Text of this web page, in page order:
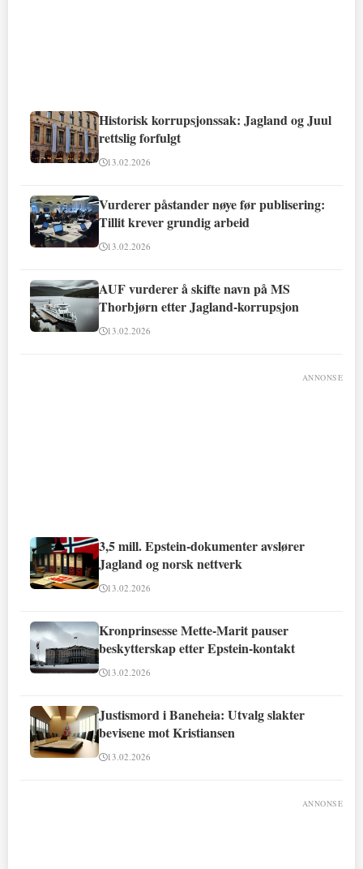
Historisk korrupsjonssak: Jagland og Juul
rettslig forfulgt
13.02.2026
Vurderer påstander nøye før publisering:
Tillit krever grundig arbeid
13.02.2026
AUF vurderer å skifte navn på MS
Thorbjørn etter Jagland-korrupsjon
13.02.2026
ANNONSE
3,5 mill. Epstein-dokumenter avslører
Jagland og norsk nettverk
13.02.2026
Kronprinsesse Mette-Marit pauser
beskytterskap etter Epstein-kontakt
13.02.2026
Justismord i Baneheia: Utvalg slakter
bevisene mot Kristiansen
13.02.2026
ANNONSE